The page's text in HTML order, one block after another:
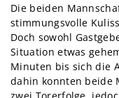
Die beiden
stimmungsvolle
Doch sowohl
Situation etwas
Minuten bis sich die
dahin konnten beide
zwei Torerfolge,